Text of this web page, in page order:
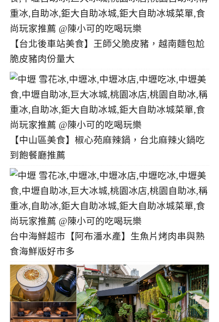
【台北後車站美食】王師父脆皮豬，越南麵包尬
脆皮豬肉份量大
【中山區美食】椒心苑麻辣鍋，台北麻辣火鍋吃
到飽餐廳推薦
台中海鮮超市【阿布潘水產】生魚片烤肉串與熟
食海鮮版好市多